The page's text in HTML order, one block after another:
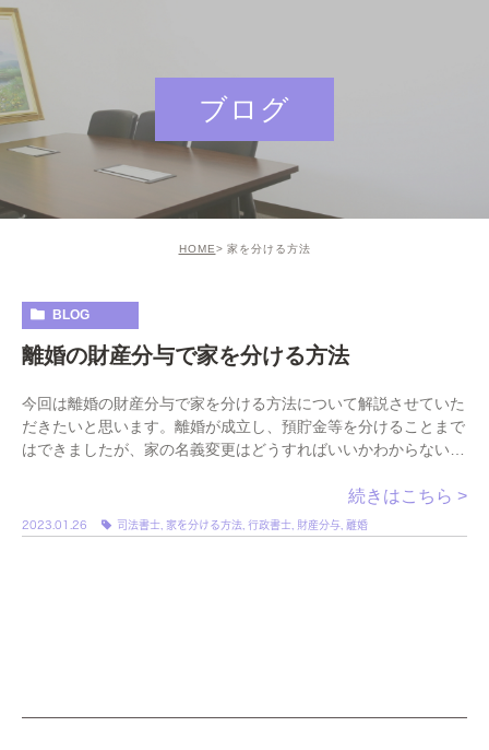
ブログ
HOME 家を分ける方法
BLOG
離婚の財産分与で家を分ける方法
今回は離婚の財産分与で家を分ける方法について解説させていた
だきたいと思います。離婚が成立し、預貯金等を分けることまで
はできましたが、家の名義変更はどうすればいいかわからないと
続きはこちら >
2023.01.26 司法書士 家を分ける方法 行政書士 財産分与 離婚